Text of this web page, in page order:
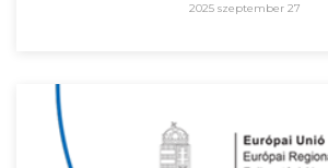
2025 szeptember 27